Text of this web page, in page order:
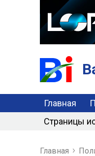
Главная
Страницы
Главная